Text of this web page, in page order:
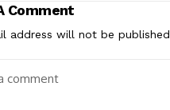
Comment
address will not be